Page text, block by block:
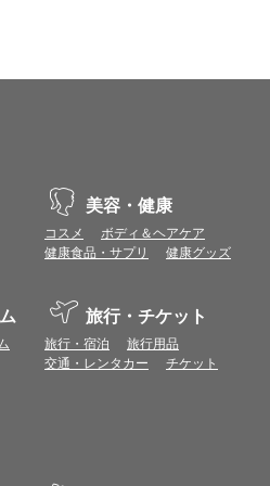
が使用できる環境でご利用ください。
トまたは表示ポイント数をプレミアムポイ
。
があります。ポイント付与時期はショップご
ましては表示ポイント数と付与ポイント数
トは付きません。
ならない場合があります。
。
から再度ショップへアクセスしてください。
。
起動して、その後ブラウザのショップサイ
美容・健康
コスメ
ボディ＆ヘアケア
健康食品・サプリ
健康グッズ
旅行・チケット
旅行・宿泊
旅行用品
交通・レンタカー
チケット